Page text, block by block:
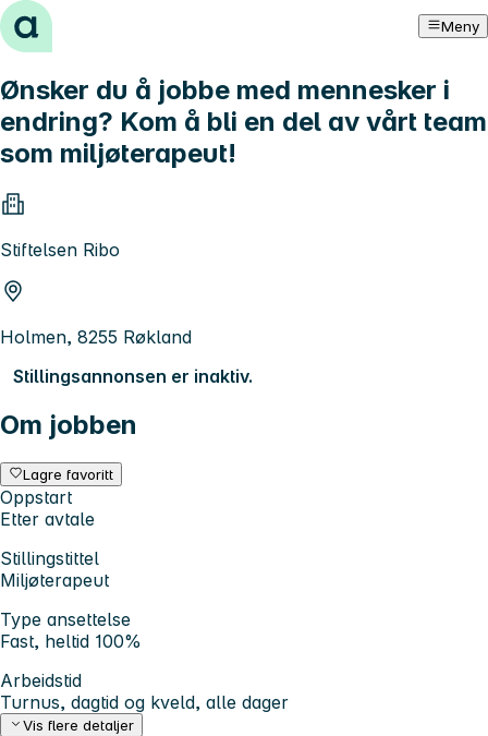
Hopp til innhold Meny
Ønsker du å jobbe med mennesker i
endring? Kom å bli en del av vårt team
som miljøterapeut!
Stiftelsen Ribo
Holmen, 8255 Røkland
Stillingsannonsen er inaktiv.
Om jobben
Lagre favoritt
Oppstart
Etter avtale
Stillingstittel
Miljøterapeut
Type ansettelse
Fast, heltid 100%
Arbeidstid
Turnus, dagtid og kveld, alle dager
Vis flere detaljer